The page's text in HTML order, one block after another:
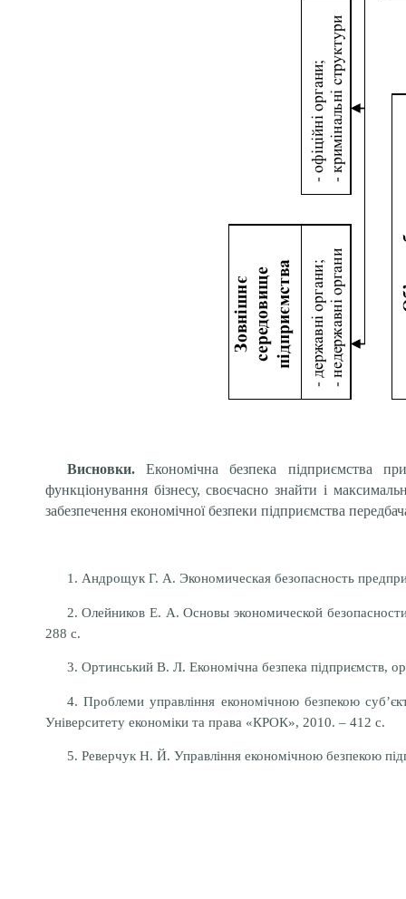
Висновки.Економічна безпека підприємства
функціонування бізнесу, своєчасно знайти і
забезпечення економічної безпеки підприємства
1. Андрощук Г. А. Экономическая безопасность
2. Олейников Е. А. Основы экономической
288 с.
3. Ортинський В. Л. Економічна безпека підприємств,
4. Проблеми управління економічною безпекою
Університету економіки та права «КРОК», 2010. – 412 с.
5. Реверчук Н. Й. Управління економічною безпекою